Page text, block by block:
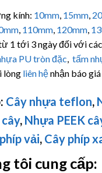
kính: 10mm 15mm
110mm 120mm
1 tới 3 ngày đối với
PU tròn đặc tấm
lòng liên hệnhận báo
Cây nhựa teflon,
, Nhựa PEEK
vải, Cây phíp
tôi cung cấp: